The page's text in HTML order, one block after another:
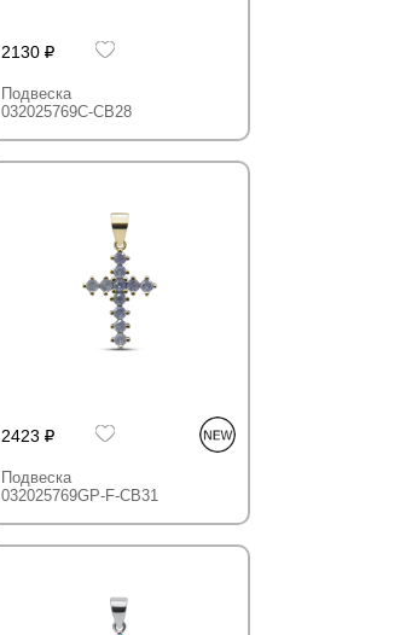
2130
Подвеска
032025769C-CB28
2423
Подвеска
032025769GP-F-CB31